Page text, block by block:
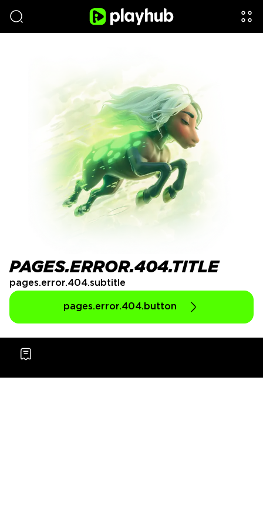
PAGES.ERROR.404.TITLE
pages.error.404.subtitle
pages.error.404.button